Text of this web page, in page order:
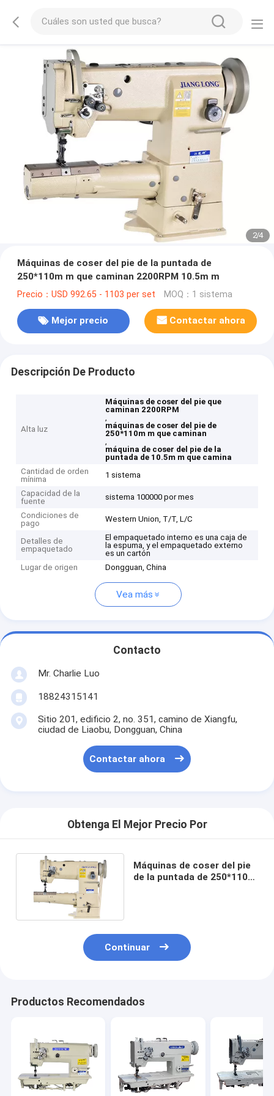
2/4
Máquinas de coser del pie de la puntada de
250*110m m que caminan 2200RPM 10.5m m
Precio：USD 992.65 - 1103 per set MOQ：1 sistema
Mejor precio Contactar ahora
Descripción De Producto
Alta luz
Máquinas de coser del pie que
caminan 2200RPM
,
máquinas de coser del pie de
250*110m m que caminan
,
máquina de coser del pie de la
puntada de 10.5m m que camina
Cantidad de orden
mínima
1 sistema
Capacidad de la
fuente
sistema 100000 por mes
Condiciones de
pago
Western Union, T/T, L/C
Detalles de
empaquetado
El empaquetado interno es una caja de
la espuma, y el empaquetado externo
es un cartón
Lugar de origen
Dongguan, China
Vea más
Contacto
Mr. Charlie Luo
18824315141
Sitio 201, edificio 2, no. 351, camino de Xiangfu,
ciudad de Liaobu, Dongguan, China
Contactar ahora
Obtenga El Mejor Precio Por
Máquinas de coser del pie
de la puntada de 250*110m
Continuar
Productos Recomendados